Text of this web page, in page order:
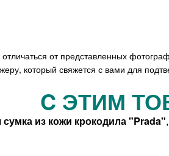
от представленных
который свяжется с вами для
C ЭТИМ
из кожи крокодила "Prada"